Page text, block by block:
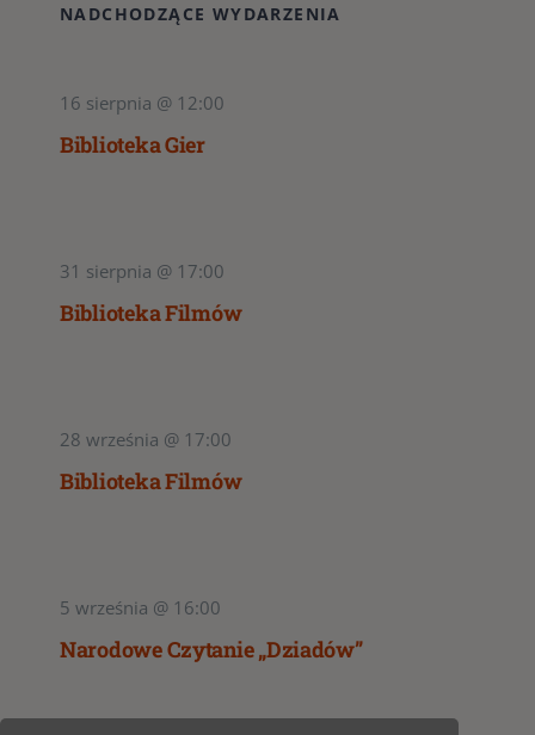
NADCHODZĄCE WYDARZENIA
16 sierpnia @ 12:00
Biblioteka Gier
31 sierpnia @ 17:00
Biblioteka Filmów
28 września @ 17:00
Biblioteka Filmów
5 września @ 16:00
Narodowe Czytanie „Dziadów”